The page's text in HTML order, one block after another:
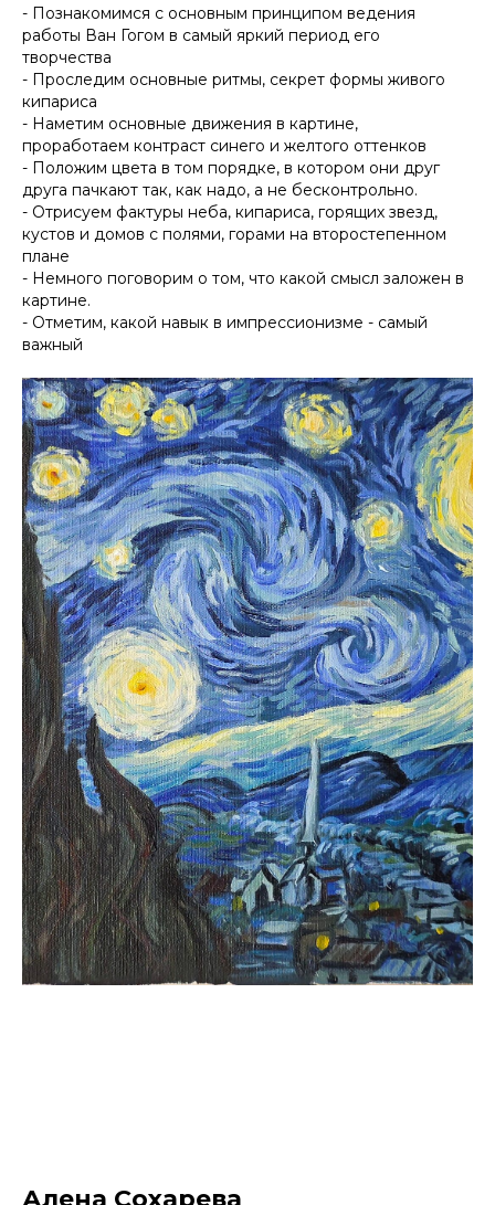
- Познакомимся с основным принципом ведения
работы Ван Гогом в самый яркий период его
творчества
- Проследим основные ритмы, секрет формы живого
кипариса
- Наметим основные движения в картине,
проработаем контраст синего и желтого оттенков
- Положим цвета в том порядке, в котором они друг
друга пачкают так, как надо, а не бесконтрольно.
- Отрисуем фактуры неба, кипариса, горящих звезд,
кустов и домов с полями, горами на второстепенном
плане
- Немного поговорим о том, что какой смысл заложен в
картине.
- Отметим, какой навык в импрессионизме - самый
важный